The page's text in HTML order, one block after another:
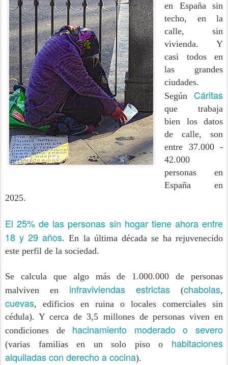
en España sin
techo, en la
calle, sin
vivienda. Y
casi todos en
las grandes
ciudades.
Según Cáritas
que trabaja
bien los datos
de calle, son
entre 37.000 -
42.000
personas en
España en
2025.
El 25% de las personas sin hogar tiene ahora entre
18 y 29 años. En la última década se ha rejuvenecido
este perfil de la sociedad.
Se calcula que algo más de 1.000.000 de personas
malviven en infraviviendas estrictas (chabolas,
cuevas, edificios en ruina o locales comerciales sin
cédula). Y cerca de 3,5 millones de personas viven en
condiciones de hacinamiento moderado o severo
(varias familias en un solo piso o habitaciones
alquiladas con derecho a cocina).